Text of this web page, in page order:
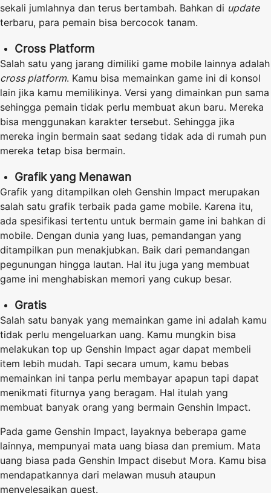
sekali jumlahnya dan terus bertambah. Bahkan di update
terbaru, para pemain bisa bercocok tanam.
Cross Platform
Salah satu yang jarang dimiliki game mobile lainnya adalah
cross platform. Kamu bisa memainkan game ini di konsol
lain jika kamu memilikinya. Versi yang dimainkan pun sama
sehingga pemain tidak perlu membuat akun baru. Mereka
bisa menggunakan karakter tersebut. Sehingga jika
mereka ingin bermain saat sedang tidak ada di rumah pun
mereka tetap bisa bermain.
Grafik yang Menawan
Grafik yang ditampilkan oleh Genshin Impact merupakan
salah satu grafik terbaik pada game mobile. Karena itu,
ada spesifikasi tertentu untuk bermain game ini bahkan di
mobile. Dengan dunia yang luas, pemandangan yang
ditampilkan pun menakjubkan. Baik dari pemandangan
pegunungan hingga lautan. Hal itu juga yang membuat
game ini menghabiskan memori yang cukup besar.
Gratis
Salah satu banyak yang memainkan game ini adalah kamu
tidak perlu mengeluarkan uang. Kamu mungkin bisa
melakukan top up Genshin Impact agar dapat membeli
item lebih mudah. Tapi secara umum, kamu bebas
memainkan ini tanpa perlu membayar apapun tapi dapat
menikmati fiturnya yang beragam. Hal itulah yang
membuat banyak orang yang bermain Genshin Impact.
Pada game Genshin Impact, layaknya beberapa game
lainnya, mempunyai mata uang biasa dan premium. Mata
uang biasa pada Genshin Impact disebut Mora. Kamu bisa
mendapatkannya dari melawan musuh ataupun
menyelesaikan quest.